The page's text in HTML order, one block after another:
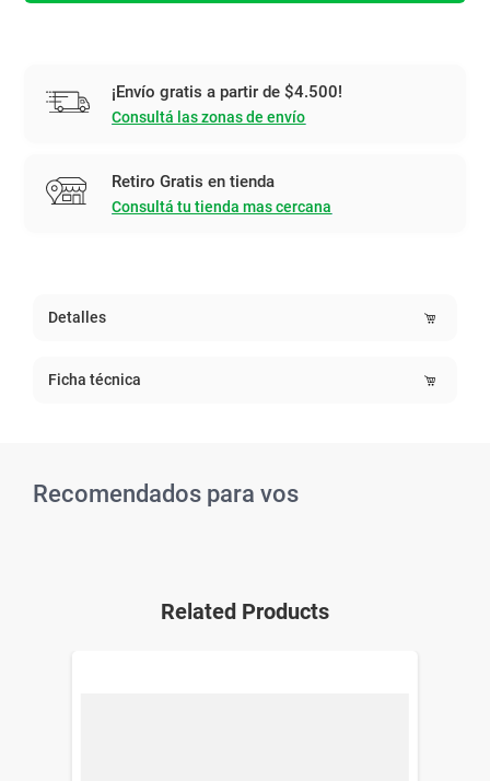
¡Envío gratis a partir de $4.500!
Consultá las zonas de envío
Retiro Gratis en tienda
Consultá tu tienda mas cercana
Detalles
Ficha técnica
Recomendados para vos
Related Products